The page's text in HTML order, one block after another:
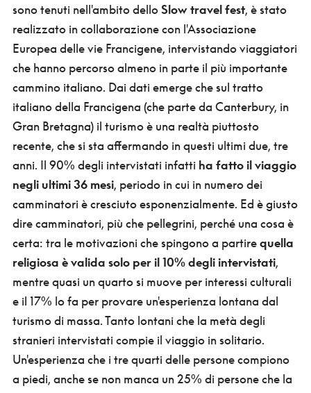
sono tenuti nell'ambito delloSlow travel fest, è stato
realizzato in collaborazione con l'Associazione
Europea delle vie Francigene, intervistando viaggiatori
che hanno percorso almeno in parte il più importante
cammino italiano. Dai dati emerge che sul tratto
italiano della Francigena (che parte da Canterbury, in
Gran Bretagna) il turismo è una realtà piuttosto
recente, che si sta affermando in questi ultimi due, tre
anni. Il 90% degli intervistati infattiha fatto il viaggio
negli ultimi 36 mesi, periodo in cui in numero dei
camminatori è cresciuto esponenzialmente. Ed è giusto
dire camminatori, più che pellegrini, perché una cosa è
certa: tra le motivazioni che spingono a partirequella
religiosa è valida solo per il 10% degli intervistati,
mentre quasi un quarto si muove per interessi culturali
e il 17% lo fa per provare un'esperienza lontana dal
turismo di massa. Tanto lontani che la metà degli
stranieri intervistati compie il viaggio in solitario.
Un'esperienza che i tre quarti delle persone compiono
a piedi, anche se non manca un 25% di persone che la